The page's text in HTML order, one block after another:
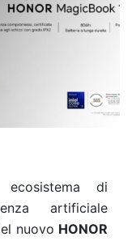
di
artificiale
nuovo HONOR